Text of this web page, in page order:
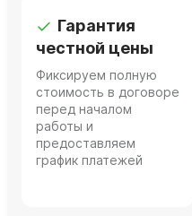
Гарантия
честной цены
Фиксируем полную
стоимость в договоре
перед началом
работы и
предоставляем
график платежей